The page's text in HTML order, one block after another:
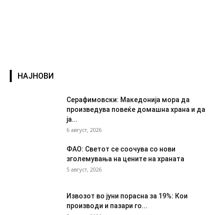
НАЈНОВИ
Серафимовски: Македонија мора да
произведува повеќе домашна храна и да
ја...
6 август, 2026
ФАО: Светот се соочува со нови
зголемувања на цените на храната
5 август, 2026
Извозот во јуни порасна за 19%: Кои
производи и пазари го...